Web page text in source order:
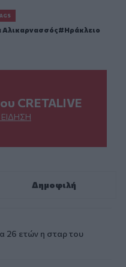
Αλικαρνασσός Ηράκλειο
CRETALIVE
Δημοφιλή
26 ετών η σταρ του